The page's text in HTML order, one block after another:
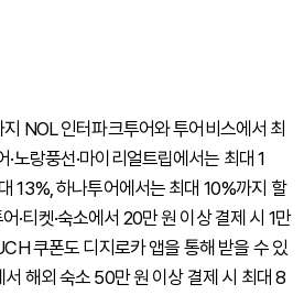
NOL 인터파크투어와 투어비스에서 최
노랑풍선·마이리얼트립에서는 최대 1
13%, 하나투어에서는 최대 10%까지 할
·티켓·숙소에서 20만 원 이상 결제 시 1만
쿠폰도 디지로카 앱을 통해 받을 수 있
해외 숙소 50만 원 이상 결제 시 최대 8